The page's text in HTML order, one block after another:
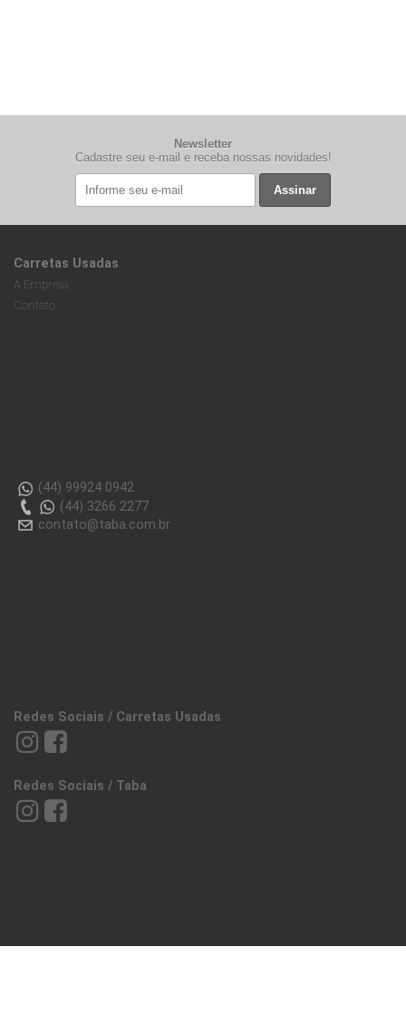
Newsletter
Cadastre seu e-mail e receba nossas novidades!
Assinar
Carretas Usadas
A Empresa
Contato
(44) 99924 0942
(44) 3266 2277
contato@taba.com.br
Redes Sociais / Carretas Usadas
Redes Sociais / Taba